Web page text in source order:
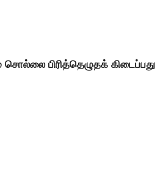
சொல்லை பிரித்தெழுதக் கிடைப்பது